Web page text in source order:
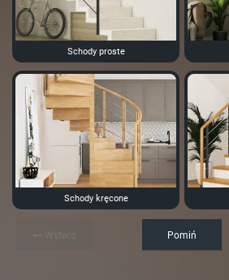
Schody proste
Schody kręcone
Pomiń